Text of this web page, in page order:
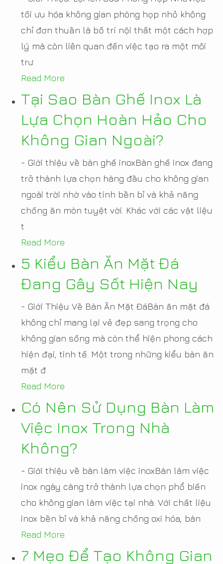
tối ưu hóa không gian phòng họp nhỏ không
chỉ đơn thuần là bố trí nội thất một cách hợp
lý mà còn liên quan đến việc tạo ra một môi
trư
Read More
Tại Sao Bàn Ghế Inox Là
Lựa Chọn Hoàn Hảo Cho
Không Gian Ngoài?
- Giới thiệu về bàn ghế inoxBàn ghế inox đang
trở thành lựa chọn hàng đầu cho không gian
ngoài trời nhờ vào tính bền bỉ và khả năng
chống ăn mòn tuyệt vời. Khác với các vật liệu
t
Read More
5 Kiểu Bàn Ăn Mặt Đá
Đang Gây Sốt Hiện Nay
- Giới Thiệu Về Bàn Ăn Mặt ĐáBàn ăn mặt đá
không chỉ mang lại vẻ đẹp sang trọng cho
không gian sống mà còn thể hiện phong cách
hiện đại, tinh tế. Một trong những kiểu bàn ăn
mặt đ
Read More
Có Nên Sử Dụng Bàn Làm
Việc Inox Trong Nhà
Không?
- Giới thiệu về bàn làm việc inoxBàn làm việc
inox ngày càng trở thành lựa chọn phổ biến
cho không gian làm việc tại nhà. Với chất liệu
inox bền bỉ và khả năng chống oxi hóa, bàn
Read More
7 Mẹo Để Tạo Không Gian